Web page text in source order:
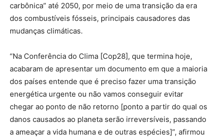
carbônica” até 2050, por meio de uma transição da era
dos combustíveis fósseis, principais causadores das
mudanças climáticas.
“Na Conferência do Clima [Cop28], que termina hoje,
acabaram de apresentar um documento em que a maioria
dos países entende que é preciso fazer uma transição
energética urgente ou não vamos conseguir evitar
chegar ao ponto de não retorno [ponto a partir do qual os
danos causados ao planeta serão irreversíveis, passando
a ameaçar a vida humana e de outras espécies]”, afirmou